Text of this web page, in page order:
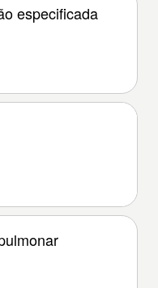
especificada